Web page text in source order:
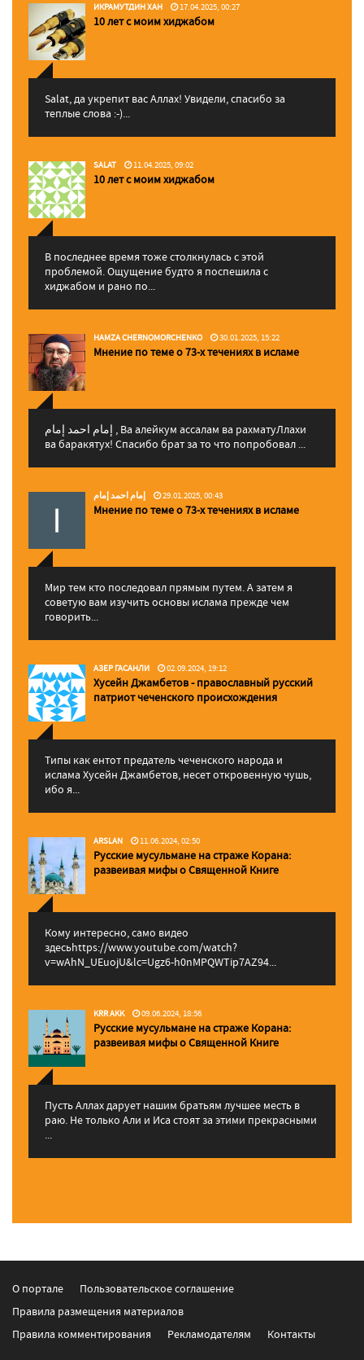
ИКРАМУТДИН ХАН 17.04.2025, 00:27
10 лет с моим хиджабом
Salat, да укрепит вас Аллаx! Увидели, спасибо за
теплые слова :-)...
SALAT 11.04.2025, 09:02
10 лет с моим хиджабом
В последнее время тоже столкнулась с этой
проблемой. Ощущение будто я поспешила с
хиджабом и рано по...
HAMZA CHERNOMORCHENKO 30.01.2025, 15:22
Мнение по теме о 73-х течениях в исламе
إمام احمد إمام , Ва алейкум ассалам ва рахматуЛлахи
ва баракятух! Спасибо брат за то что попробовал ...
إمام احمد إمام 29.01.2025, 00:43
Мнение по теме о 73-х течениях в исламе
Мир тем кто последовал прямым путем. А затем я
советую вам изучить основы ислама прежде чем
говорить...
АЗЕР ГАСАНЛИ 02.09.2024, 19:12
Хусейн Джамбетов - православный русский
патриот чеченского происхождения
Типы как ентот предатель чеченского народа и
ислама Хусейн Джамбетов, несет откровенную чушь,
ибо я...
ARSLAN 11.06.2024, 02:50
Русские мусульмане на страже Корана:
pазвеивая мифы о Священной Книге
Кому интересно, само видео
здесьhttps://www.youtube.com/watch?
v=wAhN_UEuojU&lc=Ugz6-h0nMPQWTip7AZ94...
KRR AKK 09.06.2024, 18:56
Русские мусульмане на страже Корана:
pазвеивая мифы о Священной Книге
Пусть Аллах дарует нашим братьям лучшее месть в
раю. Не только Али и Иса стоят за этими прекрасными
...
О портале
Пользовательское соглашение
Правила размещения материалов
Правила комментирования
Рекламодателям Контакты